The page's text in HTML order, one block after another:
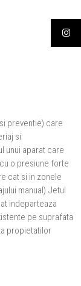
preventie) care
si
unui aparat care
o presiune forte
cat si in zonele
manual).Jetul
indeparteaza
pe suprafata
propietatilor